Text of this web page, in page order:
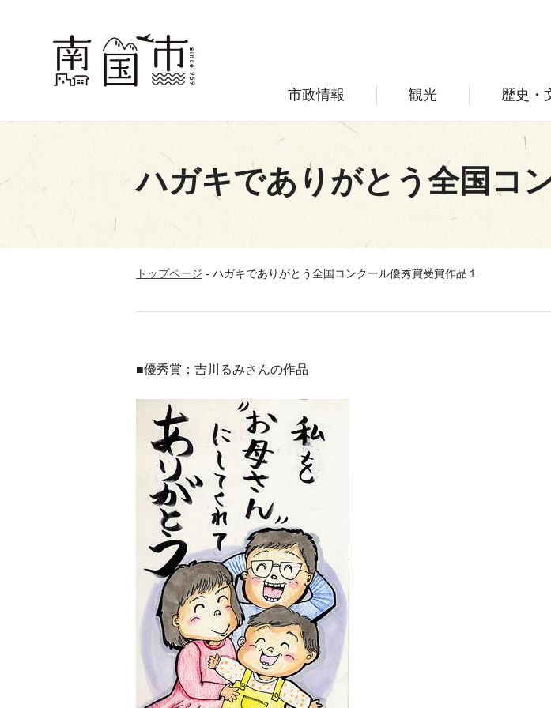
市政情報 観光 歴史・
ハガキでありがとう全国コ
トップページ - ハガキでありがとう全国コンクール優秀賞受賞作品１
■優秀賞：吉川るみさんの作品